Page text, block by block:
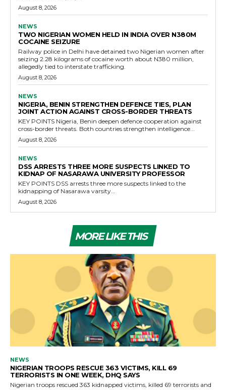
August 8, 2026
NEWS
TWO NIGERIAN WOMEN HELD IN INDIA OVER N380M
COCAINE SEIZURE
Railway police in Delhi have detained two Nigerian women after
seizing 2.28 kilograms of cocaine worth about N380 million,
allegedly tied to interstate trafficking.
August 8, 2026
NEWS
NIGERIA, BENIN STRENGTHEN DEFENCE TIES, PLAN
JOINT ACTION AGAINST CROSS-BORDER THREATS
KEY POINTS Nigeria, Benin deepen defence cooperation against
cross-border threats. Both countries strengthen intelligence...
August 8, 2026
NEWS
DSS ARRESTS THREE MORE SUSPECTS LINKED TO
KIDNAP OF NASARAWA UNIVERSITY PROFESSOR
KEY POINTS DSS arrests three more suspects linked to the
kidnapping of Nasarawa varsity...
August 8, 2026
MORE LIKE THIS
NEWS
NIGERIAN TROOPS RESCUE 363 VICTIMS, KILL 69
TERRORISTS IN ONE WEEK, DHQ SAYS
Nigerian troops rescued 363 kidnapped victims, killed 69 terrorists and